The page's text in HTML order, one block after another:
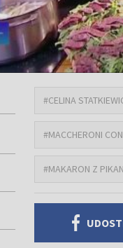
#CELINA
#MACCHERONI
#MAKARON Z